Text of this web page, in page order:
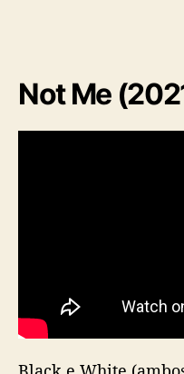
Not Me